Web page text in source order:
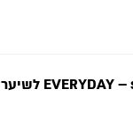
מרכך EVERYDAY – sweet memories לשיער